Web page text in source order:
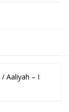
/ Aaliyah – I